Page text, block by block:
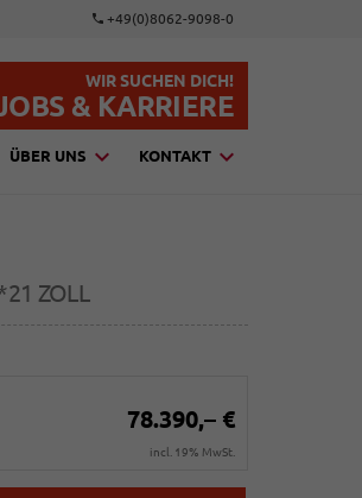
+49(0)8062-9098-0
WIR SUCHEN DICH!
& KARRIERE
ÜBER UNS KONTAKT
ZOLL
78.390,– €
incl. 19% MwSt.